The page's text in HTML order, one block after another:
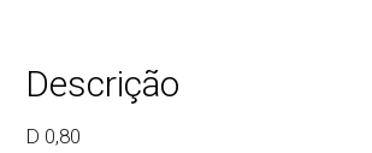
Descrição
D 0,80